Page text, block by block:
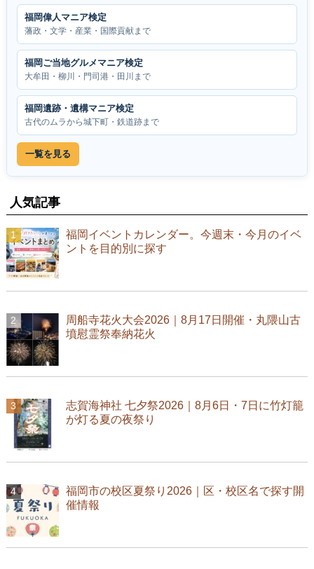
福岡偉人マニア検定
藩政・文学・産業・国際貢献まで
福岡ご当地グルメマニア検定
大牟田・柳川・門司港・田川まで
福岡遺跡・遺構マニア検定
古代のムラから城下町・鉄道跡まで
一覧を見る
人気記事
福岡イベントカレンダー。今週末・今月のイベ
ントを目的別に探す
周船寺花火大会2026｜8月17日開催・丸隈山古
墳慰霊祭奉納花火
志賀海神社 七夕祭2026｜8月6日・7日に竹灯籠
が灯る夏の夜祭り
福岡市の校区夏祭り2026｜区・校区名で探す開
催情報